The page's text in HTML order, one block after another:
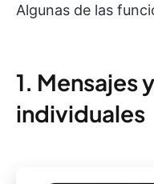
Algunas de las
1. Mensajes
individuales